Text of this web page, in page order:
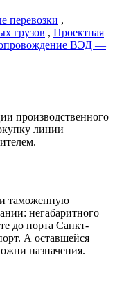
перевозки ,
грузов , Проектная
ВЭД —
производственного
линии
таможенную
негабаритного
до порта Санкт-
А оставшейся
назначения.